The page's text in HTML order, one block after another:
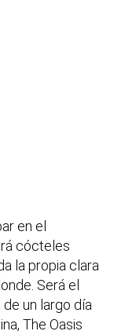
en el
cócteles
la propia clara
Será el
un largo día
The Oasis